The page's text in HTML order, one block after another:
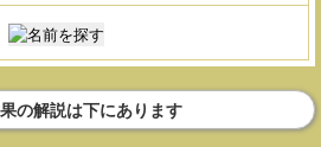
の解説は下にあります